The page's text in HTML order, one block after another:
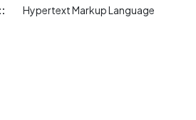
Hypertext Markup Language